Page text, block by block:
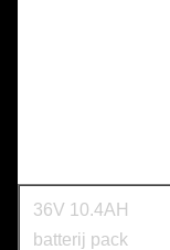
36V 10.4AH
batterij pack